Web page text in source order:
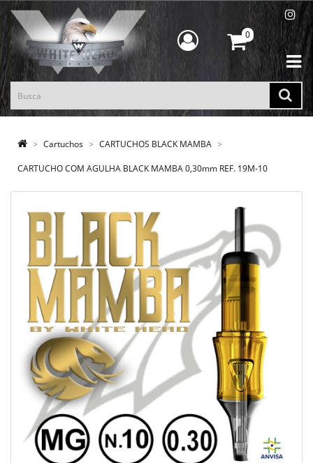
0
Cartuchos CARTUCHOS BLACK MAMBA
CARTUCHO COM AGULHA BLACK MAMBA 0,30mm REF. 19M-10